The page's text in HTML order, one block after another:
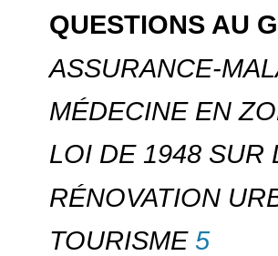
QUESTIONS AU
ASSURANCE-
MÉDECINE EN
LOI DE 1948 SUR
RÉNOVATION
TOURISME5